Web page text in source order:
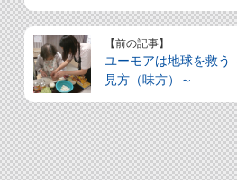
【前の記事】
ユーモアは地球を救う
見方（味方）～